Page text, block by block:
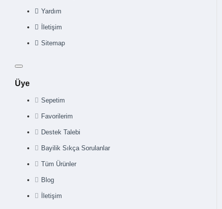
Yardım
İletişim
Sitemap
Üye
Sepetim
Favorilerim
Destek Talebi
Bayilik Sıkça Sorulanlar
Tüm Ürünler
Blog
İletişim